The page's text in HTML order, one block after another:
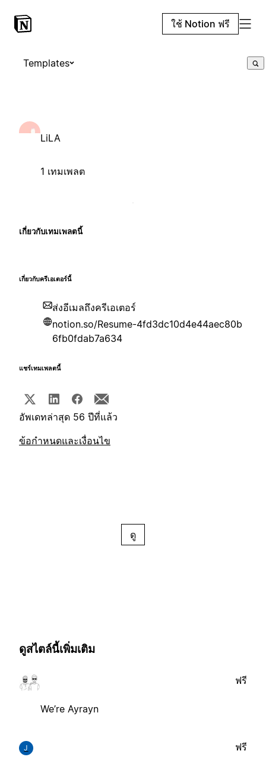
ใช้ Notion ฟรี
Templates
LiLA
1 เทมเพลต
เกี่ยวกับเทมเพลตนี้
เกี่ยวกับครีเอเตอร์นี้
ส่งอีเมลถึงครีเอเตอร์
notion.so/Resume-4fd3dc10d4e44aec80b
6fb0fdab7a634
แชร์เทมเพลตนี้
อัพเดทล่าสุด 56 ปีที่แล้ว
ข้อกำหนดและเงื่อนไข
ดู
ดูสไตล์นี้เพิ่มเติม
We’re Ayrayn
ฟรี
J ฟรี